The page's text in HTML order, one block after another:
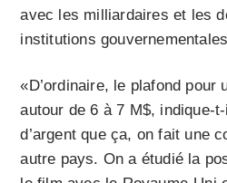
avec les milliardaires et les
institutions
«D’ordinaire, le plafond pour
autour de 6 à 7 M$, indique-
d’argent que ça, on fait une
autre pays. On a étudié la